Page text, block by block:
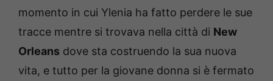
momento in cui Ylenia ha fatto perdere le sue
tracce mentre si trovava nella città di New
Orleans dove sta costruendo la sua nuova
vita, e tutto per la giovane donna si è fermato